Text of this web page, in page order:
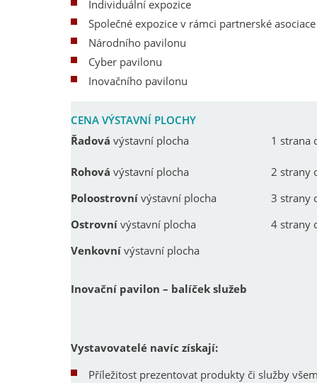
Individuální expozice
Společné expozice v rámci partnerské
Národního pavilonu
Cyber pavilonu
Inovačního pavilonu
CENA VÝSTAVNÍ PLOCHY
Řadová výstavní plocha 1 strana
Rohová výstavní plocha
2 strany
Poloostrovní výstavní plocha
3 strany
Ostrovní výstavní plocha
4 strany
Venkovní výstavní plocha
Inovační pavilon – balíček služeb
Vystavovatelé navíc získají:
Příležitost prezentovat produkty či služby